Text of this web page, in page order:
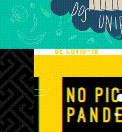
Dia Do